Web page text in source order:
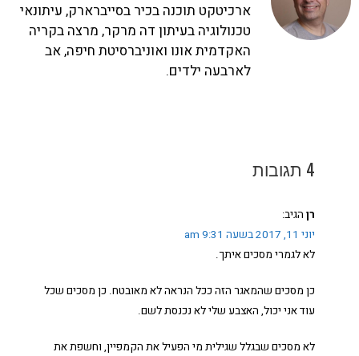
ארכיטקט תוכנה בכיר בסייברארק, עיתונאי
טכנולוגיה בעיתון דה מרקר, מרצה בקריה
האקדמית אונו ואוניברסיטת חיפה, אב
לארבעה ילדים.
4 תגובות
רן הגיב:
יוני 11, 2017 בשעה 9:31 am
לא לגמרי מסכים איתך.
כן מסכים שהמאגר הזה ככל הנראה לא מאובטח. כן מסכים שכל
עוד אני יכול, האצבע שלי לא נכנסת לשם.
לא מסכים שבגלל שגילית מי הפעיל את הקמפיין, וחשפת את